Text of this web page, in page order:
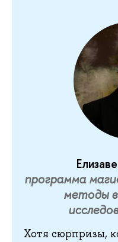
программа
методы
Хотя сюрпризы,